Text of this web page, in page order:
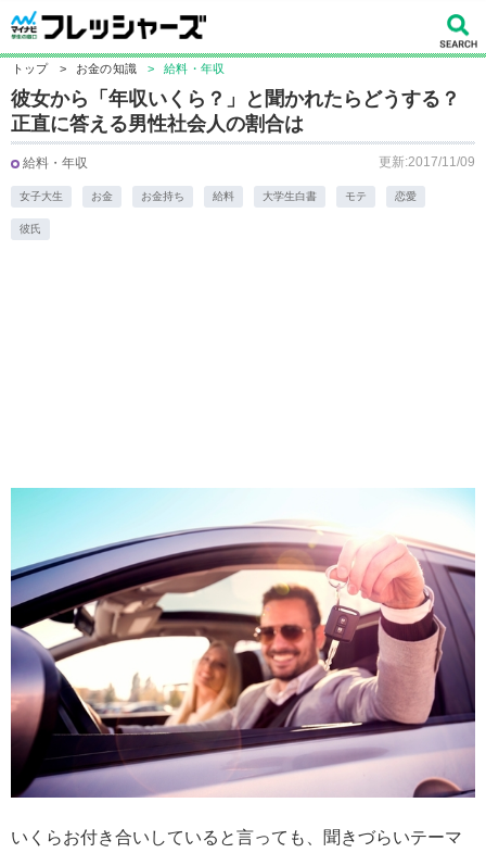
トップ > お金の知識 > 給料・年収
彼女から「年収いくら？」と聞かれたらどうする？
正直に答える男性社会人の割合は
給料・年収 更新:2017/11/09
女子大生 お金 お金持ち 給料 大学生白書 モテ 恋愛
彼氏
いくらお付き合いしていると言っても、聞きづらいテーマ